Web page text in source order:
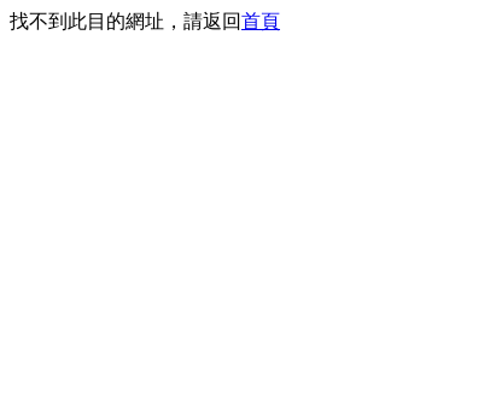
找不到此目的網址，請返回首頁